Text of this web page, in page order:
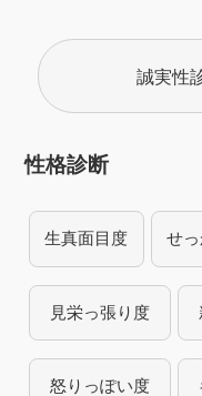
誠実性
性格診断
生真面目度 せ
見栄っ張り度
怒りっぽい度